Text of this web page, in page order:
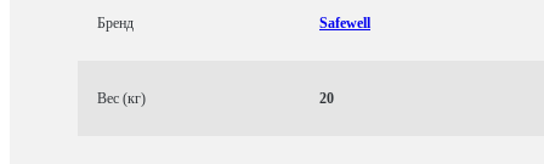
Бренд Safewell
Вес (кг) 20